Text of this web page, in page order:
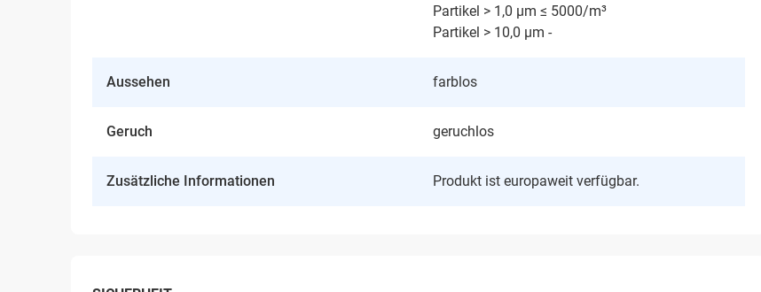
Partikel > 1,0 μm ≤ 5000/m³
Partikel > 10,0 μm -
Aussehen farblos
Geruch geruchlos
Zusätzliche Informationen Produkt ist europaweit verfügbar.